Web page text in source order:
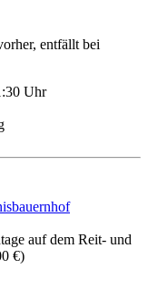
entfällt bei
Uhr
auf dem Reit- und
€)